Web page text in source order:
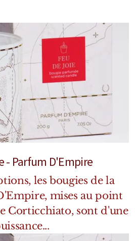
- Parfum D'Empire
les bougies de la
mises au point
Corticchiato, sont d'une